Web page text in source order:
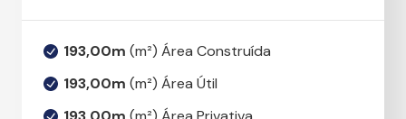
193,00m (m²) Área Construída
193,00m (m²) Área Útil